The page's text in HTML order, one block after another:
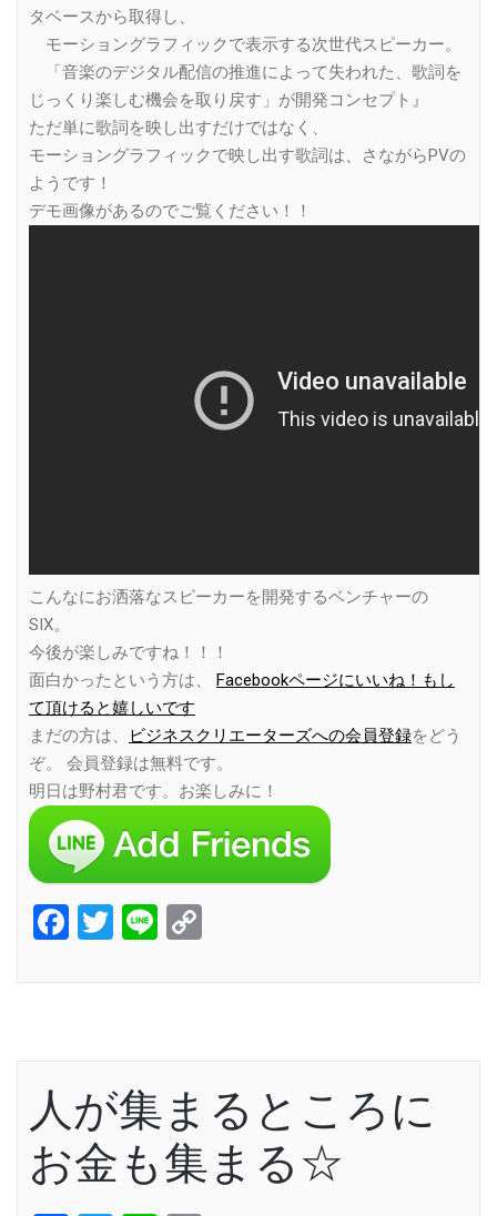
タベースから取得し、
モーショングラフィックで表示する次世代スピーカー。
「音楽のデジタル配信の推進によって失われた、歌詞を
じっくり楽しむ機会を取り戻す」が開発コンセプト』
ただ単に歌詞を映し出すだけではなく、
モーショングラフィックで映し出す歌詞は、さながらPVの
ようです！
デモ画像があるのでご覧ください！！
こんなにお洒落なスピーカーを開発するベンチャーの
SIX。
今後が楽しみですね！！！
面白かったという方は、 Facebookページにいいね！もし
て頂けると嬉しいです
まだの方は、
ビジネスクリエーターズへの会員登録をどう
ぞ。 会員登録は無料です。
明日は野村君です。お楽しみに！
Facebook
Twitter
Line
人が集まるところに
お金も集まる☆